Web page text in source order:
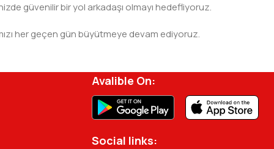
güvenilir bir yol arkadaşı olmayı hedefliyoruz.
her geçen gün büyütmeye devam ediyoruz.
Avalible On:
Social links: